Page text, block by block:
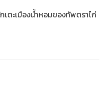
ตะเมืองน้ำหอมของทัพตราไก่